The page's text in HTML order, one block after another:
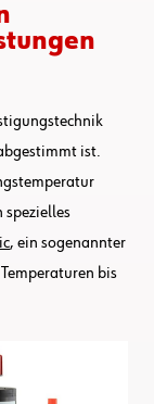
ist.
spezielles
, ein sogenannter
bis